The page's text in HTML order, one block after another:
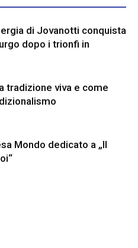
di Jovanotti conquista
dopo i trionfi in
tradizione viva e come
Mondo dedicato a „Il